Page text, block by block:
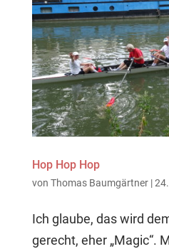
Hop Hop Hop
von Thomas Baumgärtner|
Ich glaube, das wird
gerecht, eher „Magic“.